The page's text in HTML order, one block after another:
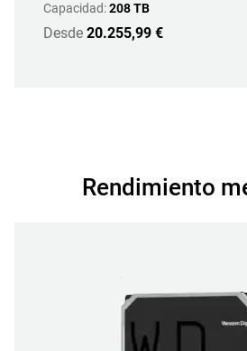
Capacidad:208 TB
Desde 20.255,99 €
Rendimiento